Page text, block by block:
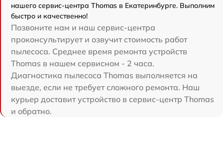
нашего сервис-центра Thomas в Екатеринбурге. Выполним
быстро и качественно!
Позвоните нам и наш сервис-центра
проконсультирует и озвучит стоимость работ
пылесоса. Среднее время ремонта устройств
Thomas в нашем сервисном - 2 часа.
Диагностика пылесоса Thomas выполняется на
выезде, если не требует сложного ремонта. Наш
курьер доставит устройство в сервис-центр Thomas
и обратно.